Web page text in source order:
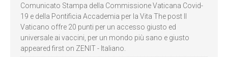
Comunicato Stampa della Commissione Vaticana Covid-
19 e della Pontificia Accademia per la Vita The post Il
Vaticano offre 20 punti per un accesso giusto ed
universale ai vaccini, per un mondo più sano e giusto
appeared first on ZENIT - Italiano.